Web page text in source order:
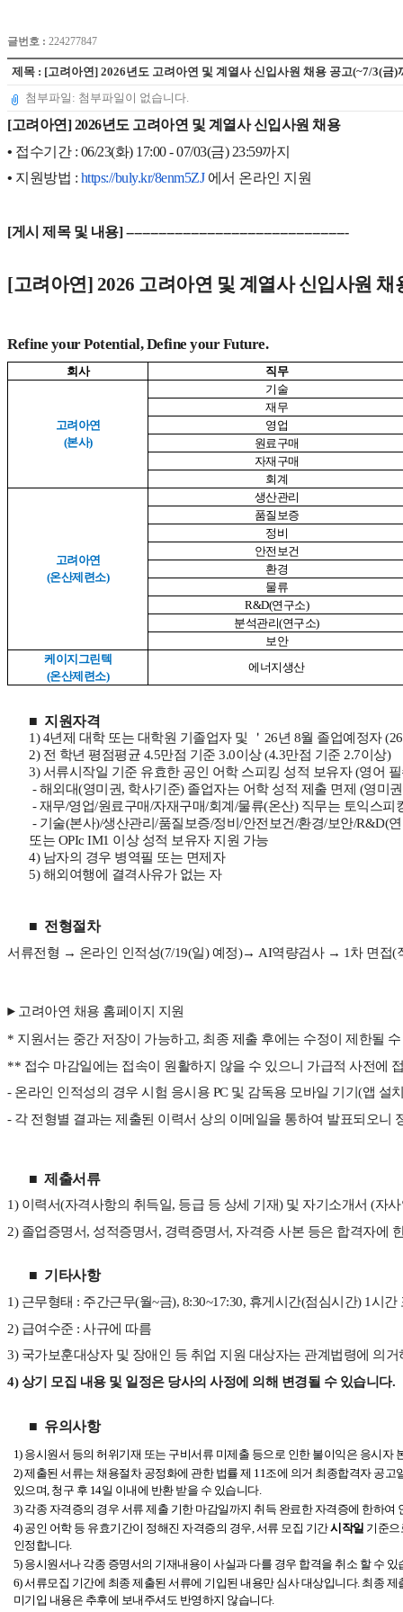
글번호 : 224277847
제목 : [고려아연] 2026년도 고려아연 및 계열사 신입사원 채용 공고(~7/3(금)
첨부파일: 첨부파일이 없습니다.
[고려아연] 2026년도 고려아연 및 계열사 신입사원 채용
• 접수기간 : 06/23(화) 17:00 - 07/03(금) 23:59까지
• 지원방법 : https://buly.kr/8enm5ZJ에서 온라인 지원
[게시 제목 및 내용] -------------------------------------------------------
[고려아연] 2026 고려아연 및 계열사 신입사원 채
Refine your Potential, Define your Future.
회사 직무
고려아연
(본사)
기술
재무
영업
원료구매
자재구매
회계
고려아연
(온산제련소)
생산관리
품질보증
정비
안전보건
환경
물류
R&D(연구소)
분석관리(연구소)
보안
케이지그린텍
(온산제련소)
에너지생산
■ 지원자격
1) 4년제 대학 또는 대학원 기졸업자 및 ＇26년 8월 졸업예정자
2) 전 학년 평점평균 4.5만점 기준 3.0이상 (4.3만점 기준 2.7이상)
3)서류시작일 기준 유효한 공인 어학 스피킹 성적 보유자 (영어
-해외대(영미권, 학사기준) 졸업자는 어학 성적 제출 면제 (영미
-재무/영업/원료구매/자재구매/회계/물류(온산) 직무는 토익스피
- 기술(본사)/생산관리/품질보증/정비/안전보건/환경/보안/R&D(
또는 OPIc IM1 이상 성적 보유자 지원 가능
4) 남자의 경우 병역필 또는 면제자
5)해외여행에 결격사유가 없는 자
■ 전형절차
서류전형 → 온라인 인적성(7/19(일) 예정)→ AI역량검사 → 1차 면접
► 고려아연 채용 홈페이지 지원
* 지원서는 중간 저장이 가능하고, 최종 제출 후에는 수정이 제한될
** 접수 마감일에는 접속이 원활하지 않을 수 있으니 가급적 사전에
- 온라인 인적성의 경우 시험 응시용 PC 및 감독용 모바일 기기(앱 설
- 각 전형별 결과는 제출된 이력서 상의 이메일을 통하여 발표되오니
■ 제출서류
1) 이력서(자격사항의 취득일, 등급 등 상세 기재) 및 자기소개서 (자
2) 졸업증명서, 성적증명서, 경력증명서, 자격증 사본 등은 합격자에
■ 기타사항
1) 근무형태 : 주간근무(월~금), 8:30~17:30, 휴게시간(점심시간) 1시간
2) 급여수준 : 사규에 따름
3) 국가보훈대상자 및 장애인 등 취업 지원 대상자는 관계법령에 의
4)상기 모집 내용 및 일정은 당사의 사정에 의해 변경될 수 있습니다.
■ 유의사항
1) 응시원서 등의 허위기재 또는 구비서류 미제출 등으로 인한 불이익은 응시자
2)제출된 서류는 채용절차 공정화에 관한 법률 제 11조에 의거 최종합격자 공고
있으며, 청구 후 14일 이내에 반환 받을 수 있습니다.
3) 각종 자격증의 경우 서류 제출 기한 마감일까지 취득 완료한 자격증에 한하여
4) 공인 어학 등 유효기간이 정해진 자격증의 경우, 서류 모집 기간시작일 기준으
인정합니다.
5) 응시원서나 각종 증명서의 기재내용이 사실과 다를 경우 합격을 취소 할 수 있
6)서류모집 기간에 최종 제출된 서류에 기입된 내용만 심사 대상입니다. 최종
미기입 내용은 추후에 보내주셔도 반영하지 않습니다.